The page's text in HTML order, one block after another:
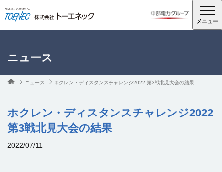
メニュー
ニュース
ニュース ホクレン・ディスタンスチャレンジ2022 第3戦北見大会の結果
ホクレン・ディスタンスチャレンジ2022
第3戦北見大会の結果
2022/07/11